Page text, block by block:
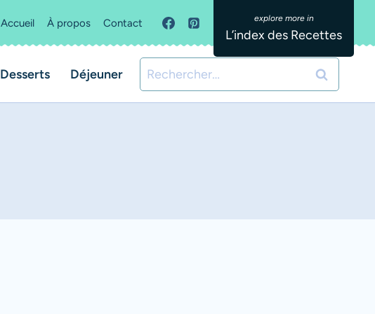
Accueil À propos Contact
L’index des Recettes
Desserts Déjeuner Rechercher :